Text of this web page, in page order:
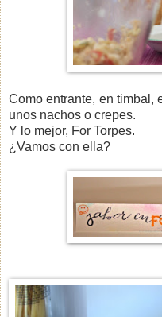
Como entrante, en timbal,
unos nachos o crepes.
Y lo mejor, For Torpes.
¿Vamos con ella?